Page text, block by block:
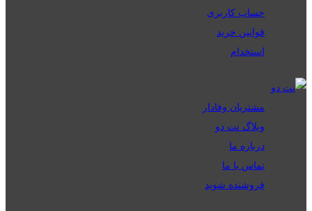
حساب کاربری
قوانین خرید
استخدام
مشتریان وفادار
وبلاگ نت دو
درباره ما
تماس با ما
فروشنده شوید